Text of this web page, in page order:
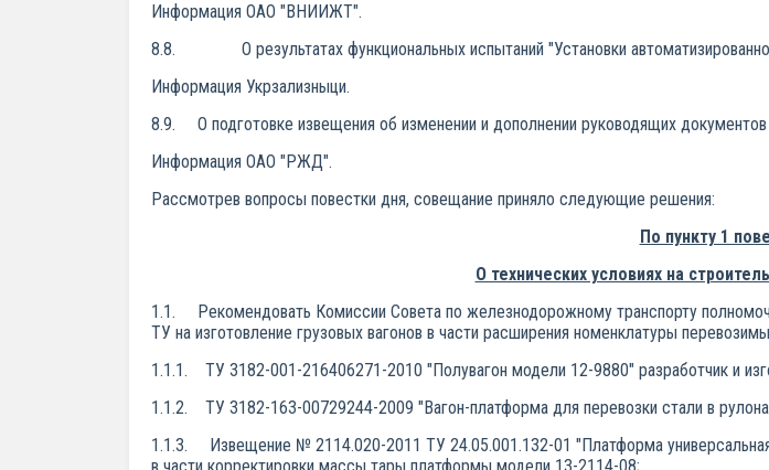
Информация ОАО "ВНИИЖТ".
8.8. О результатах функциональных испытаний "Установки
Информация Укрзализныци.
8.9. О подготовке извещения об изменении и дополнении руководящих
Информация ОАО "РЖД".
Рассмотрев вопросы повестки дня, совещание приняло следующие решения:
По пункту 1
О технических условиях на
1.1. Рекомендовать Комиссии Совета по железнодорожному транспорту
ТУ на изготовление грузовых вагонов в части расширения номенклатуры
1.1.1. ТУ 3182-001-216406271-2010 "Полувагон модели 12-9880" разработчик и
1.1.2. ТУ 3182-163-00729244-2009 "Вагон-платформа для перевозки стали в
1.1.3. Извещение № 2114.020-2011 ТУ 24.05.001.132-01 "Платформа